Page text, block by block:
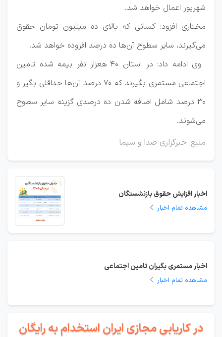
شهریور اعمال خواهد شد.
مختاری افزود: کسانی که بالای ده میلیون تومان حقوق
می‌گیرند، سایر سطوح آن‌ها ده درصد افزوده خواهد شد.
وی ادامه داد: در استان ۴۰ هعزار نفر بیمه شده تامین
اجتماعی مستمری بگیرند که ۷۰ درصد آن‌ها حداقلی بگیر و
۳۰ درصد شامل اضافه شدن ده درصدی گزینه سایر سطوح
می‌شوند.
منبع: خبرگزاری صدا و سیما
اخبار افزایش حقوق بازنشستگان
مشاهده تمام اخبار
اخبار مستمری بگیران تامین اجتماعی
مشاهده تمام اخبار
در کاریابی مجازی ایران استخدام به رایگان